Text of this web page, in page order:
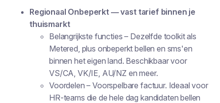
Regionaal Onbeperkt — vast tarief binnen je
thuismarkt
Belangrijkste functies – Dezelfde toolkit als
Metered, plus onbeperkt bellen en sms'en
binnen het eigen land. Beschikbaar voor
VS/CA, VK/IE, AU/NZ en meer.
Voordelen – Voorspelbare factuur. Ideaal voor
HR-teams die de hele dag kandidaten bellen